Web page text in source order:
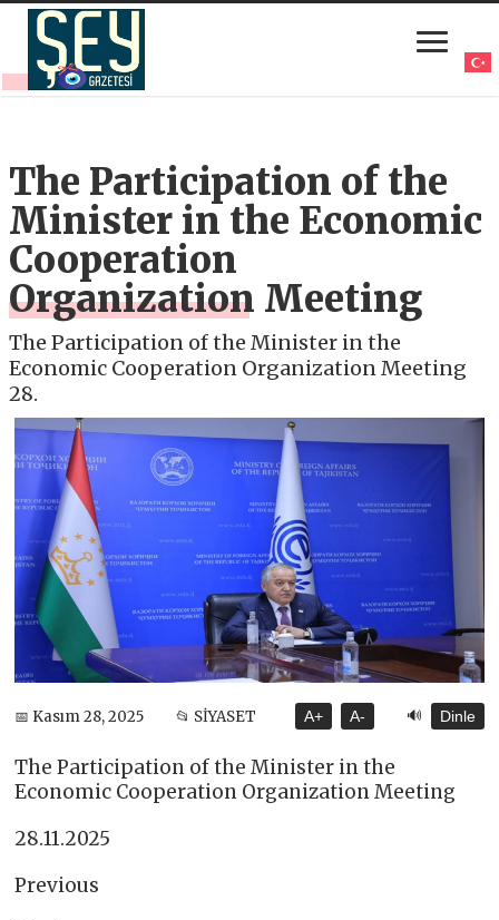
The Participation of the
Minister in the Economic
Cooperation
Organization Meeting
The Participation of the Minister in the
Economic Cooperation Organization Meeting
28.
📅 Kasım 28, 2025 📂 SİYASET A+ A- 🔊 Dinle
The Participation of the Minister in the
Economic Cooperation Organization Meeting
28.11.2025
Previous